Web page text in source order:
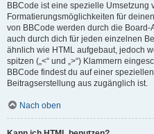
BBCode ist eine spezielle Umsetzung
Formatierungsmöglichkeiten für
von BBCode werden durch die
auch durch dich für jeden einzelnen
ähnlich wie HTML aufgebaut, jedoch
spitzen („<“ und „>“) Klammern
BBCode findest du auf einer
Beitragserstellung aus zugänglich ist.
Nach oben